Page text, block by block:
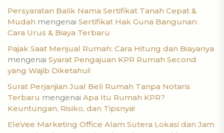
Persyaratan Balik Nama Sertifikat Tanah Cepat &
Mudah mengenai Sertifikat Hak Guna Bangunan:
Cara Urus & Biaya Terbaru
Pajak Saat Menjual Rumah: Cara Hitung dan Biayanya
mengenai Syarat Pengajuan KPR Rumah Second
yang Wajib Diketahui!
Surat Perjanjian Jual Beli Rumah Tanpa Notaris
Terbaru mengenai Apa Itu Rumah KPR?
Keuntungan, Risiko, dan Tipsnya!
EleVee Marketing Office Alam Sutera Lokasi dan Jam